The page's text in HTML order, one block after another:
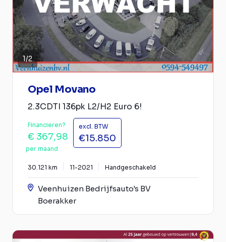
1/2
Opel Movano
2.3CDTI 136pk L2/H2 Euro 6!
Financieren?
€ 367,98
per maand
excl. BTW
€15.850
30.121 km 11-2021 Handgeschakeld
Veenhuizen Bedrijfsauto's BV
Boerakker